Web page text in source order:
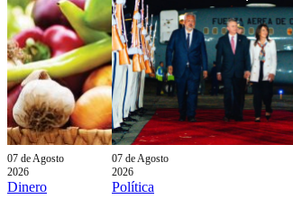
07 de Agosto
2026
Dinero
07 de Agosto
2026
Política